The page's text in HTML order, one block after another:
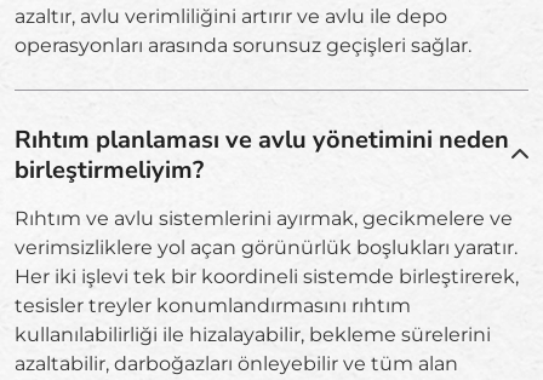
azaltır, avlu verimliliğini artırır ve avlu ile depo
operasyonları arasında sorunsuz geçişleri sağlar.
Rıhtım planlaması ve avlu yönetimini neden
birleştirmeliyim?
Rıhtım ve avlu sistemlerini ayırmak, gecikmelere ve
verimsizliklere yol açan görünürlük boşlukları yaratır.
Her iki işlevi tek bir koordineli sistemde birleştirerek,
tesisler treyler konumlandırmasını rıhtım
kullanılabilirliği ile hizalayabilir, bekleme sürelerini
azaltabilir, darboğazları önleyebilir ve tüm alan